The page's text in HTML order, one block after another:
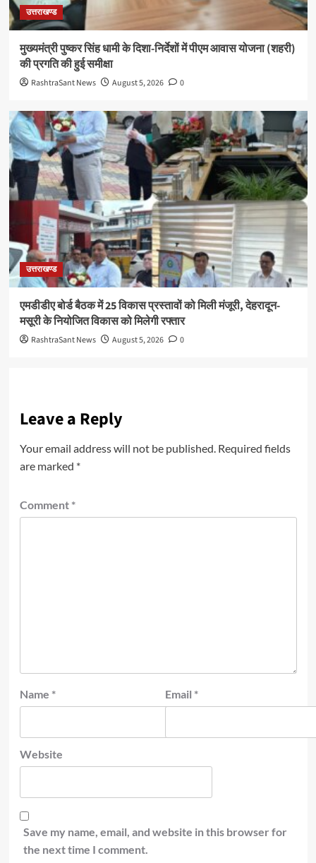
उत्तराखण्ड
मुख्यमंत्री पुष्कर सिंह धामी के दिशा-निर्देशों में पीएम आवास योजना (शहरी)
की प्रगति की हुई समीक्षा
RashtraSant News August 5, 2026 0
उत्तराखण्ड
एमडीडीए बोर्ड बैठक में 25 विकास प्रस्तावों को मिली मंजूरी, देहरादून-
मसूरी के नियोजित विकास को मिलेगी रफ्तार
RashtraSant News August 5, 2026 0
Leave a Reply
Your email address will not be published. Required fields
are marked *
Comment *
Name * Email *
Website
Save my name, email, and website in this browser for
the next time I comment.